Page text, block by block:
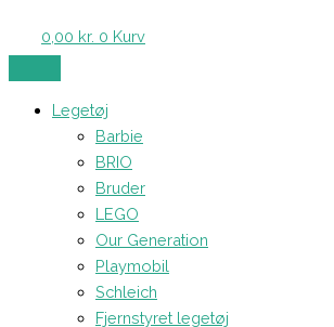
0,00 kr. 0 Kurv
Legetøj
Barbie
BRIO
Bruder
LEGO
Our Generation
Playmobil
Schleich
Fjernstyret legetøj